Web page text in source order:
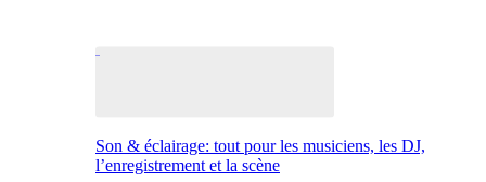
Son & éclairage: tout pour les musiciens, les DJ,
l’enregistrement et la scène